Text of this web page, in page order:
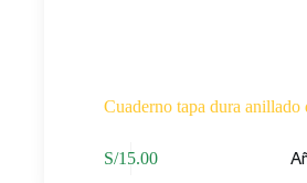
Cuaderno tapa dura anillado
S/15.00